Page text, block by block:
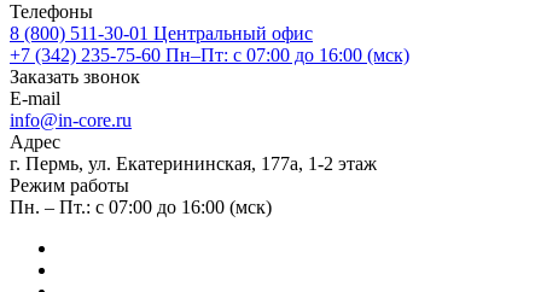
Телефоны
8 (800) 511-30-01 Центральный офис
+7 (342) 235-75-60 Пн–Пт: с 07:00 до 16:00 (мск)
Заказать звонок
E-mail
info@in-core.ru
Адрес
г. Пермь, ул. ​Екатерининская, 177а, ​1-2 этаж
Режим работы
Пн. – Пт.: с 07:00 до 16:00 (мск)